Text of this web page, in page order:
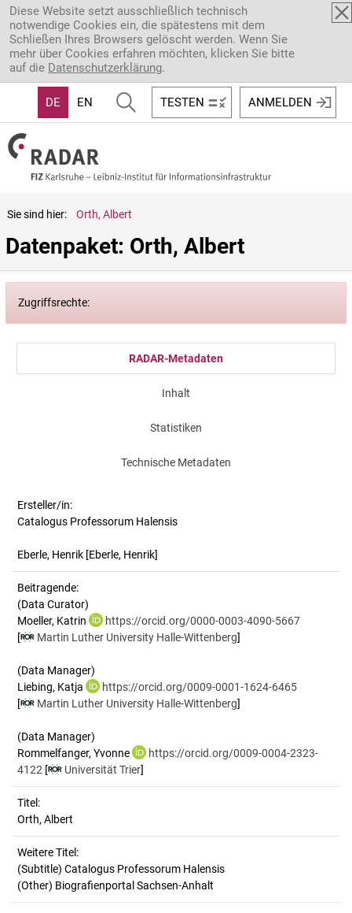
Direkt zum Inhalt
Diese Website setzt ausschließlich technisch
notwendige Cookies ein, die spätestens mit dem
Schließen Ihres Browsers gelöscht werden. Wenn Sie
mehr über Cookies erfahren möchten, klicken Sie bitte
auf die Datenschutzerklärung.
DE EN TESTEN ANMELDEN
Sie sind hier: Orth, Albert
Datenpaket: Orth, Albert
Zugriffsrechte:
RADAR-Metadaten
Inhalt
Statistiken
Technische Metadaten
Ersteller/in:
Catalogus Professorum Halensis
Eberle, Henrik [Eberle, Henrik]
Beitragende:
(Data Curator)
Moeller, Katrin
https://orcid.org/0000-0003-4090-5667
[
Martin Luther University Halle-Wittenberg]
(Data Manager)
Liebing, Katja
https://orcid.org/0009-0001-1624-6465
[
Martin Luther University Halle-Wittenberg]
(Data Manager)
Rommelfanger, Yvonne
https://orcid.org/0009-0004-2323-
4122 [ Universität Trier]
Titel:
Orth, Albert
Weitere Titel:
(Subtitle) Catalogus Professorum Halensis
(Other) Biografienportal Sachsen-Anhalt